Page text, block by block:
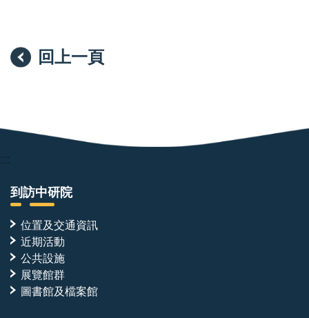
回上一頁
:::
到訪中研院
位置及交通資訊
近期活動
公共設施
展覽館群
圖書館及檔案館